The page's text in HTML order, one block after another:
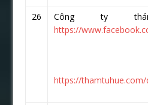
26
Công ty
https://
https://